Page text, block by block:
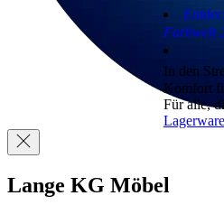
Farbwelt
In den
Komfort
Für alle,
Lange KG Möbel